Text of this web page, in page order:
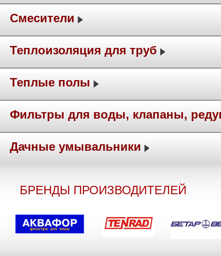
Смесители
Теплоизоляция для труб
Теплые полы
Фильтры для воды, клапаны,
Дачные умывальники
БРЕНДЫ ПРОИЗВОДИТЕЛЕЙ